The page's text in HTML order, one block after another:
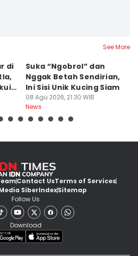
See More
di
Suka “Ngobrol” dan
Nggak Betah Sendirian,
Ini Sisi Unik Kucing Siam
08 Agu 2026, 21:30 WIB
News
Contact UsTerms of Services
SiberIndexSitemap
Follow Us
Download